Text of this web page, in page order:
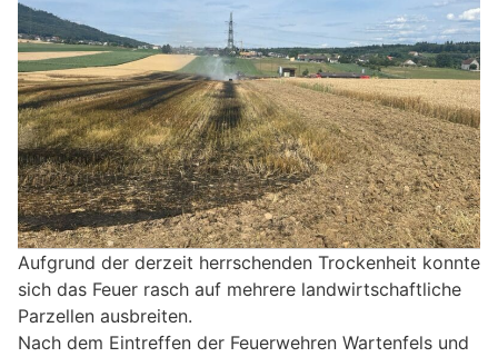
Aufgrund der derzeit herrschenden Trockenheit konnte
sich das Feuer rasch auf mehrere landwirtschaftliche
Parzellen ausbreiten.
Nach dem Eintreffen der Feuerwehren Wartenfels und